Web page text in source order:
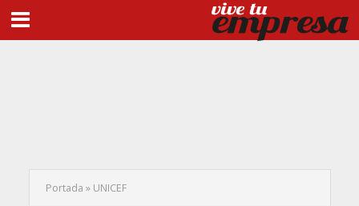
Portada » UNICEF